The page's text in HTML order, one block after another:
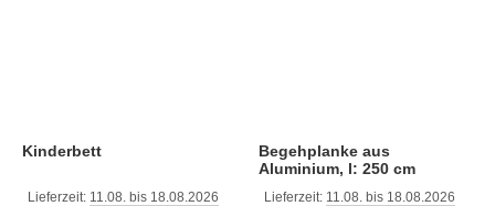
Kinderbett
Lieferzeit: 11.08. bis 18.08.2026
Begehplanke aus
Aluminium, l: 250 cm
Lieferzeit: 11.08. bis 18.08.2026